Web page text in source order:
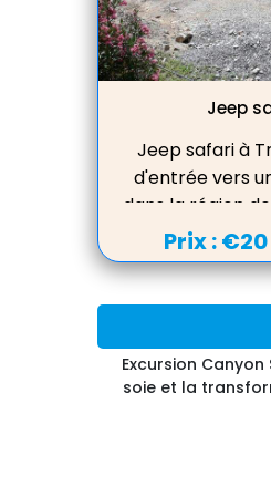
Jeep
Jeep safari à
d'entrée vers
dans la région
Embarquez
et vivez le
Road à
de la nature,
dans la région
Prix :€20
Excursion
soie et la